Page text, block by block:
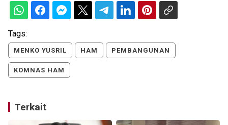
Tags:
MENKO YUSRIL HAM PEMBANGUNAN
KOMNAS HAM
Terkait